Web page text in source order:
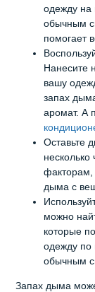
одежду на
обычным
помогает
Нанесите
вашу
запах
аромат. А
Оставьте
несколько
факторам,
дыма с
можно
которые
одежду по
обычным
Запах дыма